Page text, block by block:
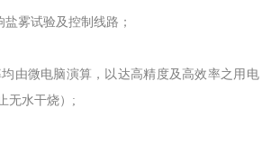
雾试验及控制线路；
由微电脑演算，以达高精度及高效率之用电
无水干烧）;